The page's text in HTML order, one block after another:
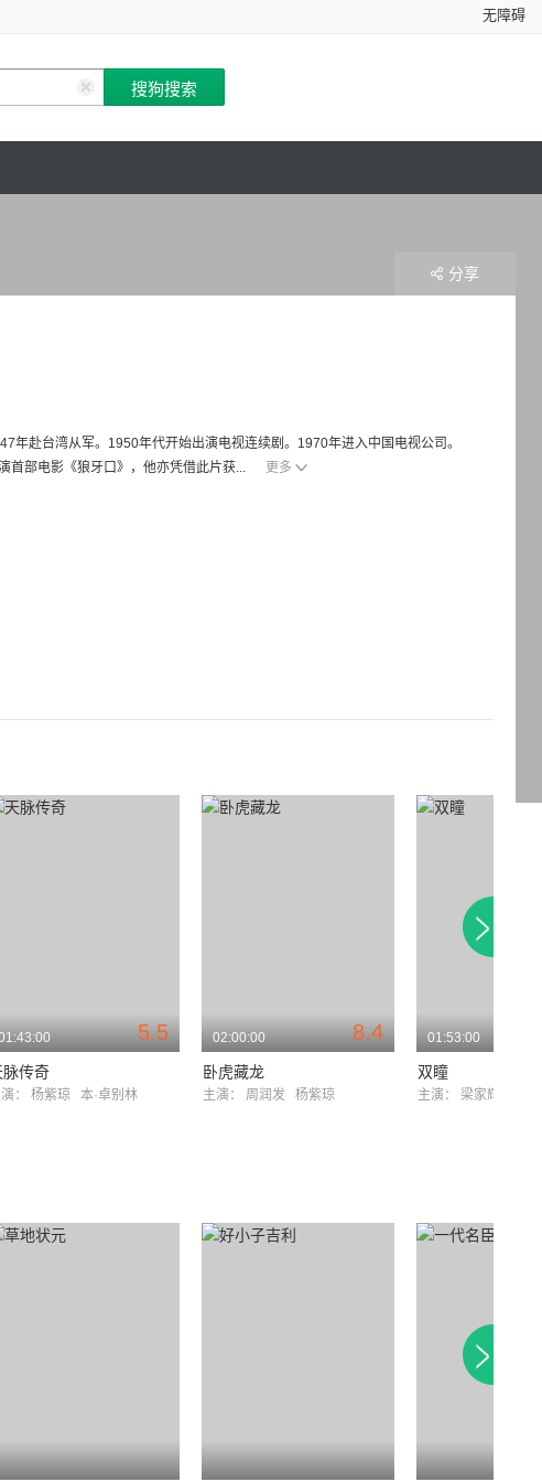
无障碍
年赴台湾从军。1950年代开始出演电视连续剧。1970年进入中国电视公司。
首部电影《狼牙口》，他亦凭借此片获...
更多
分享
5.5
脉传奇
： 杨紫琼 本·卓别林
8.4
02:00:00
卧虎藏龙
主演： 周润发 杨紫琼
01:53:00
双瞳
主演： 梁家辉